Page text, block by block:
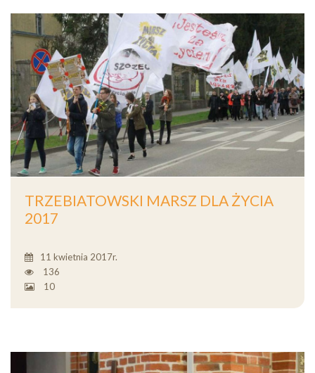
TRZEBIATOWSKI MARSZ DLA ŻYCIA
2017
11 kwietnia 2017r.
136
10